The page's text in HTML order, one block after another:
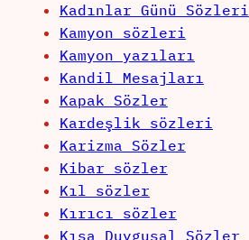
Kadınlar Günü Sözleri
Kamyon sözleri
Kamyon yazıları
Kandil Mesajları
Kapak Sözler
Kardeşlik sözleri
Karizma Sözler
Kibar sözler
Kıl sözler
Kırıcı sözler
Kısa Duygusal Sözler